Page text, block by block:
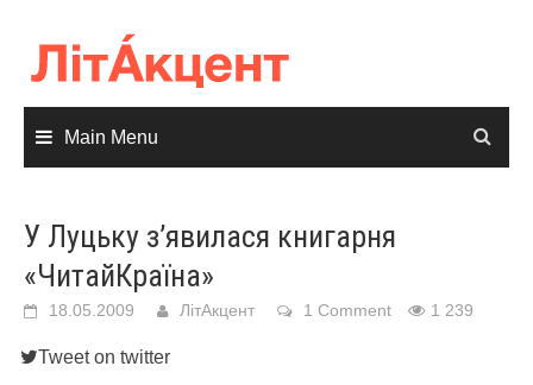
content
Main Menu
У Луцьку з’явилася книгарня
«ЧитайКраїна»
18.05.2009 ЛітАкцент 1 Comment 1 239
Tweet on twitter